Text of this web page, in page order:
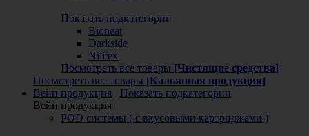
Показать подкатегории
Bioneat
Darkside
Nilitex
Посмотреть все товары [Чистящие средства]
Посмотреть все товары [Кальянная продукция]
Вейп продукция
Показать подкатегории
Вейп продукция
POD системы ( с вкусовыми картриджами )